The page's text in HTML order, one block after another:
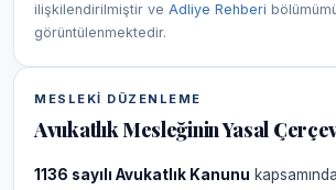
ilişkilendirilmiştir ve Adliye Rehberi
görüntülenmektedir.
MESLEKI DÜZENLEME
Avukatlık Mesleğinin Yasal
1136 sayılı Avukatlık Kanunu